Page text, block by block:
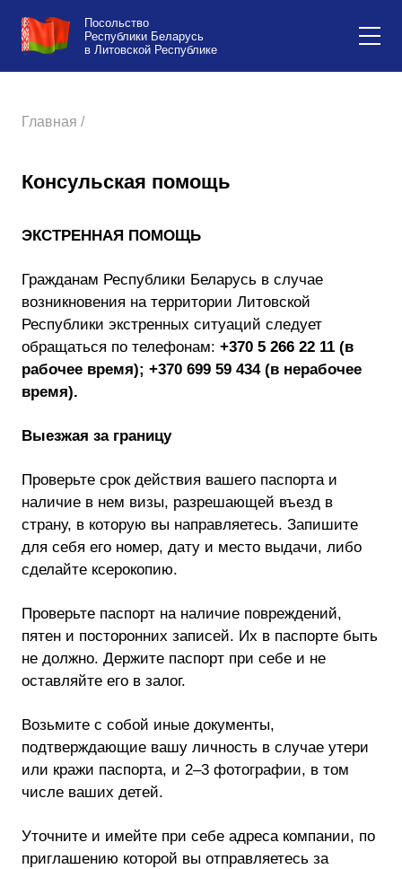
Посольство
Республики Беларусь
в Литовской Республике
Главная /
Консульская помощь
ЭКСТРЕННАЯ ПОМОЩЬ
Гражданам Республики Беларусь в случае
возникновения на территории Литовской
Республики экстренных ситуаций следует
обращаться по телефонам: +370 5 266 22 11 (в
рабочее время); +370 699 59 434 (в нерабочее
время).
Выезжая за границу
Проверьте срок действия вашего паспорта и
наличие в нем визы, разрешающей въезд в
страну, в которую вы направляетесь. Запишите
для себя его номер, дату и место выдачи, либо
сделайте ксерокопию.
Проверьте паспорт на наличие повреждений,
пятен и посторонних записей. Их в паспорте быть
не должно. Держите паспорт при себе и не
оставляйте его в залог.
Возьмите с собой иные документы,
подтверждающие вашу личность в случае утери
или кражи паспорта, и 2–3 фотографии, в том
числе ваших детей.
Уточните и имейте при себе адреса компании, по
приглашению которой вы отправляетесь за